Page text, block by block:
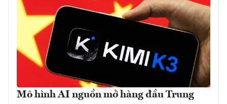
Mô hình AI nguồn mở hàng đầu Trung